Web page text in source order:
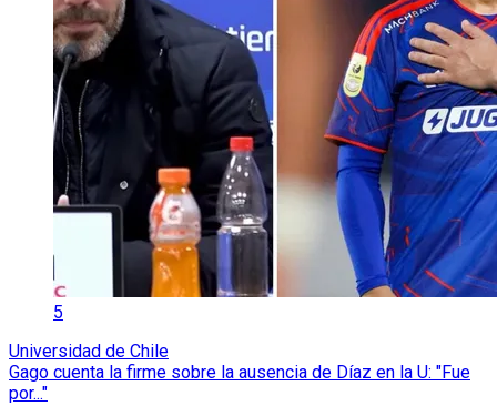
5
Universidad de Chile
Gago cuenta la firme sobre la ausencia de Díaz en la U: "Fue
por..."